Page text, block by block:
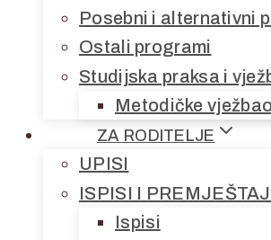
Posebni i alternativni
Ostali programi
Studijska praksa i
Metodičke
ZA RODITELJE
UPISI
ISPISI I
Ispisi